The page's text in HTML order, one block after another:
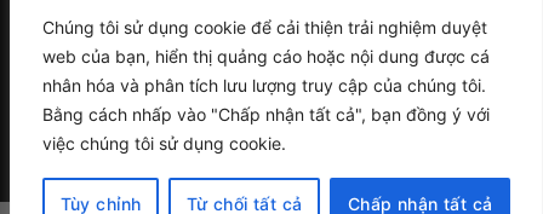
Chúng tôi sử dụng cookie để cải thiện trải nghiệm duyệt
web của bạn, hiển thị quảng cáo hoặc nội dung được cá
nhân hóa và phân tích lưu lượng truy cập của chúng tôi.
Bằng cách nhấp vào "Chấp nhận tất cả", bạn đồng ý với
việc chúng tôi sử dụng cookie.
Tùy chỉnh Từ chối tất cả Chấp nhận tất cả
Vận chuyển thú cưng
Mua hộ hàng nước ngoài